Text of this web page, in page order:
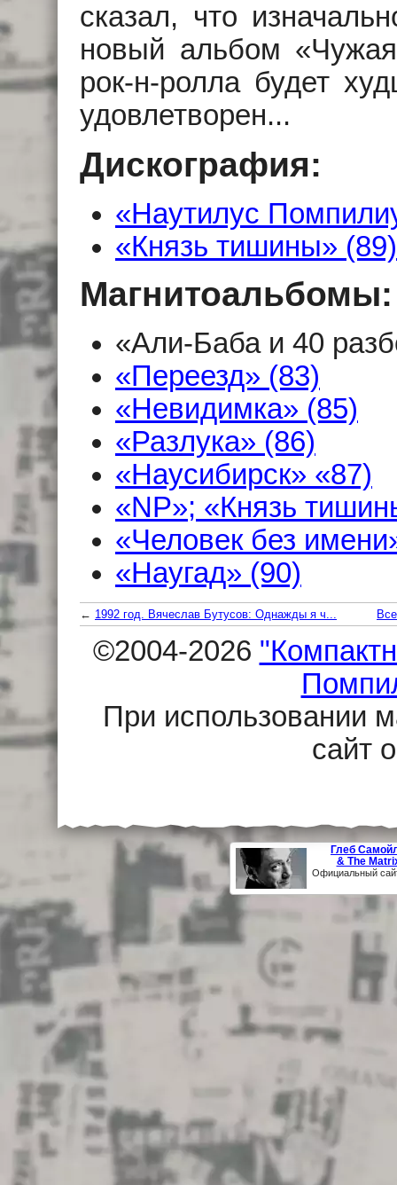
сказал, что
новый альбом
рок-н-ролла будет
удовлетворен...
Дискография:
«Наутилус
«Князь тишины» (89)
Магнитоальбомы:
«Али-Баба и 40
«Переезд» (83)
«Невидимка» (85)
«Разлука» (86)
«Наусибирск» «87)
«NP»; «Князь
«Человек без
«Наугад» (90)
← 1992 год. Вячеслав Бутусов: Однажды я ч...
©2004-2026
При использовании
сайт
Глеб
& The
Официальный